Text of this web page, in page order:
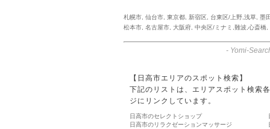
札幌市 仙台市 東京都 新宿区 台東区/上野,浅草 墨
松本市 名古屋市 大阪府 中央区/ミナミ,難波,心斎橋
- Yomi-
【日高市エリアのスポット検索】
下記のリストは、エリアスポット検索
ジにリンクしています。
日高市のセレクトショップ
日高市のリラクゼーションマッサージ